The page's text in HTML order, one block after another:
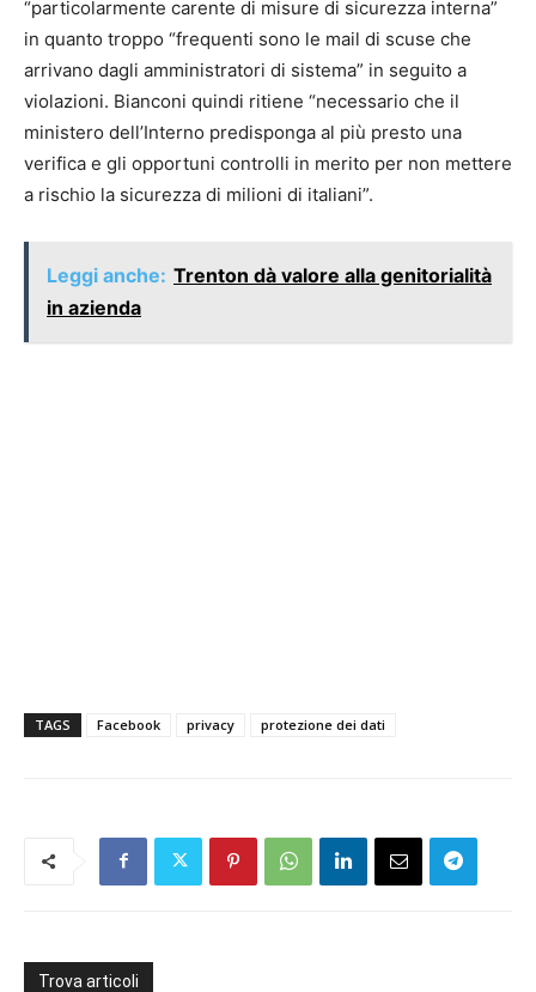
“particolarmente carente di misure di sicurezza interna”
in quanto troppo “frequenti sono le mail di scuse che
arrivano dagli amministratori di sistema” in seguito a
violazioni. Bianconi quindi ritiene “necessario che il
ministero dell’Interno predisponga al più presto una
verifica e gli opportuni controlli in merito per non mettere
a rischio la sicurezza di milioni di italiani”.
Leggi anche: Trenton dà valore alla genitorialità
in azienda
TAGS Facebook privacy protezione dei dati
Trova articoli